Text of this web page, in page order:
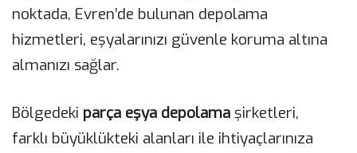
noktada, Evren’de bulunan depolama
hizmetleri, eşyalarınızı güvenle koruma altına
almanızı sağlar.
Bölgedeki parça eşya depolama şirketleri,
farklı büyüklükteki alanları ile ihtiyaçlarınıza